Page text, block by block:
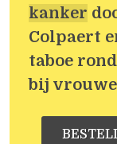
kanker
Colpaert
taboe
bij